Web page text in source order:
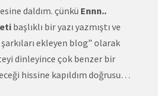
daldım. çünkü Ennn..
başlıklı bir yazı yazmıştı ve
ekleyen blog” olarak
dinleyince çok benzer bir
hissine kapıldım doğrusu…